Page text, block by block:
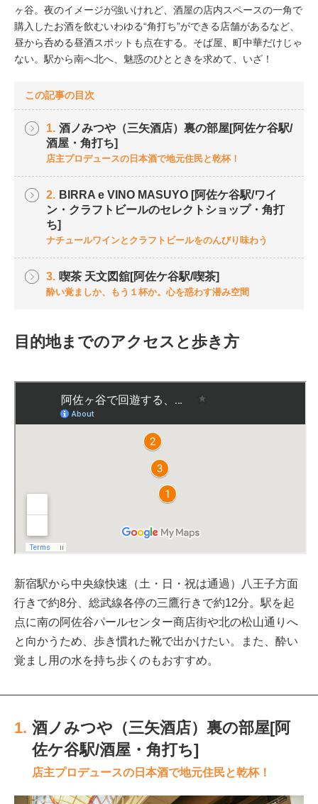
ヶ谷。夜のイメージが強いけれど、酒屋の店内スペースの一角で
購入したお酒を飲むいわゆる“角打ち”ができる店舗があるなど、
昼から呑める昼酒スポットも点在する。そば屋、町中華だけじゃ
ない。駅から南へ北へ、魅惑のひとときを求めて、いざ！
この記事の目次
1. 酒ノみつや（三矢酒店）裏の部屋[阿佐ケ谷駅/
酒屋・角打ち]
店主プロデュースの日本酒で地元住民と乾杯！
2. BIRRA e VINO MASUYO [阿佐ケ谷駅/ワイ
ン・クラフトビールのセレクトショップ・角打
ち]
ナチュールワインとクラフトビールをのんびり味わう
3. 喫茶 天文図舘[阿佐ケ谷駅/喫茶]
酔い覚ましか、もう１杯か。心を惑わす潜み空間
目的地までのアクセスと歩き方
新宿駅から中央線快速（土・日・祝は通過）八王子方面
行きで約8分、総武線各停の三鷹行きで約12分。駅を起
点に南の阿佐谷パールセンター商店街や北の松山通りへ
と向かうため、歩き慣れた靴で出かけたい。また、酔い
覚まし用の水を持ち歩くのもおすすめ。
1. 酒ノみつや（三矢酒店）裏の部屋[阿
佐ケ谷駅/酒屋・角打ち]
店主プロデュースの日本酒で地元住民と乾杯！